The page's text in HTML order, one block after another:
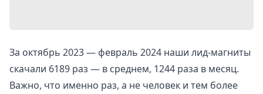
За октябрь 2023 — февраль 2024 наши лид-магниты
скачали 6189 раз — в среднем, 1244 раза в месяц.
Важно, что именно раз, а не человек и тем более